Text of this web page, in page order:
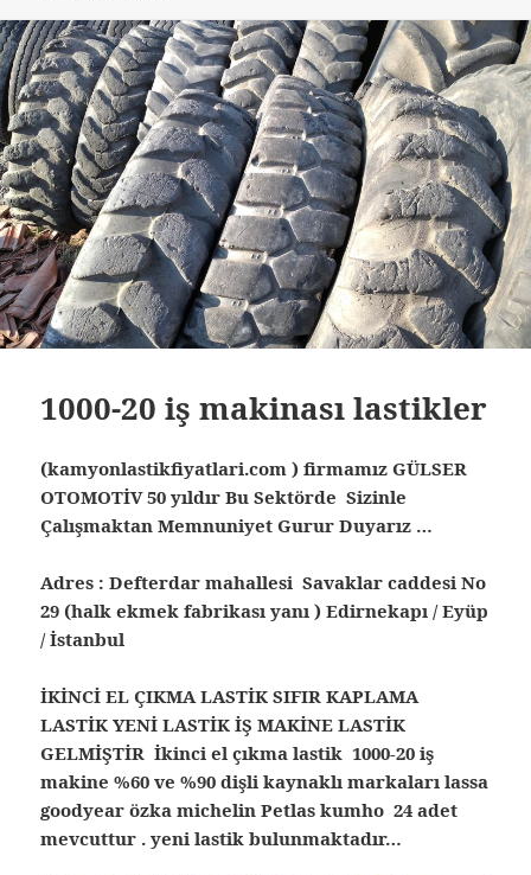
1000-20 iş makinası lastikler
(kamyonlastikfiyatlari.com ) firmamız GÜLSER
OTOMOTİV 50 yıldır Bu Sektörde Sizinle
Çalışmaktan Memnuniyet Gurur Duyarız …
Adres : Defterdar mahallesi Savaklar caddesi No
29 (halk ekmek fabrikası yanı ) Edirnekapı / Eyüp
/ İstanbul
İKİNCİ EL ÇIKMA LASTİK SIFIR KAPLAMA
LASTİK YENİ LASTİK İŞ MAKİNE LASTİK
GELMİŞTİR İkinci el çıkma lastik 1000-20 iş
makine %60 ve %90 dişli kaynaklı markaları lassa
goodyear özka michelin Petlas kumho 24 adet
mevcuttur . yeni lastik bulunmaktadır…